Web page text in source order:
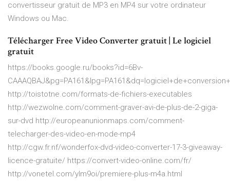
convertisseur gratuit de MP3 en MP4 sur votre ordinateur
Windows ou Mac.
Télécharger Free Video Converter gratuit | Le logiciel
gratuit
https://books.google.ru/books?id=6Bv-
http://toistotne.com/formats-de-fichiers-executables
http://wezwolne.com/comment-graver-avi-de-plus-de-2-giga-
sur-dvd http://europeanunionmaps.com/comment-
telecharger-des-video-en-mode-mp4
http://cgw.fr.nf/wonderfox-dvd-video-converter-17-3-giveaway-
licence-gratuite/ https://convert-video-online.com/fr/
http://vonetel.com/ylm9oi/premiere-plus-m4a.html